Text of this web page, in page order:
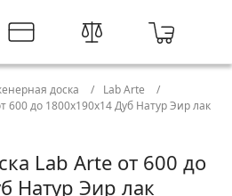
доска
Lab Arte
600 до 1800х190х14 Дуб Натур Эир лак
Lab Arte от 600 до
Натур Эир лак